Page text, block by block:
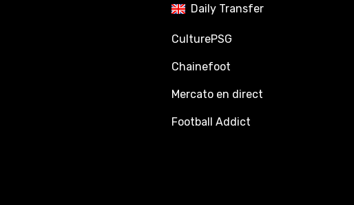
Daily Transfer
CulturePSG
Chainefoot
Mercato en direct
Football Addict